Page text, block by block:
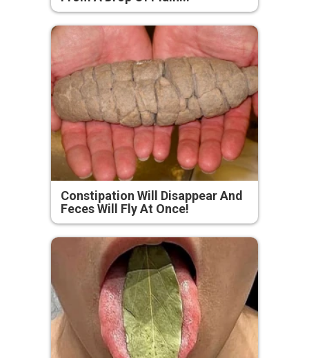
Constipation Will Disappear And
Feces Will Fly At Once!